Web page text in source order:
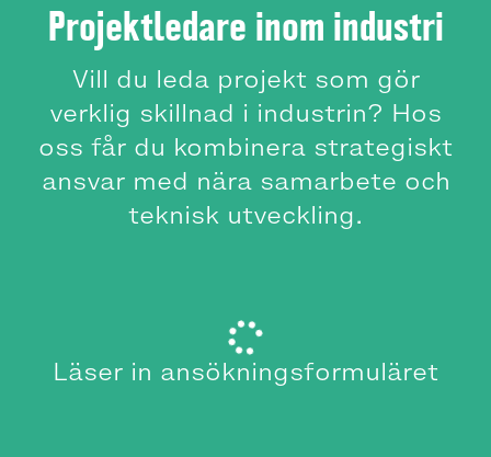
Projektledare inom industri
Vill du leda projekt som gör
verklig skillnad i industrin? Hos
oss får du kombinera strategiskt
ansvar med nära samarbete och
teknisk utveckling.
Läser in ansökningsformuläret